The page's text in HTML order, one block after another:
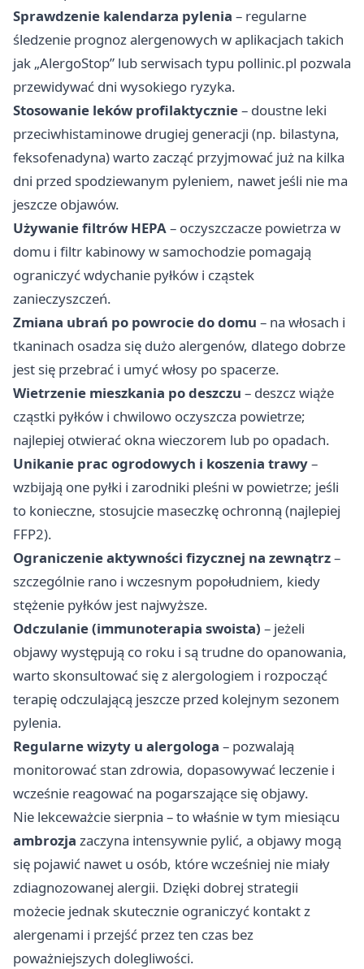
Sprawdzenie kalendarza pylenia – regularne
śledzenie prognoz alergenowych w aplikacjach takich
jak „AlergoStop” lub serwisach typu pollinic.pl pozwala
przewidywać dni wysokiego ryzyka.
Stosowanie leków profilaktycznie– doustne leki
przeciwhistaminowe drugiej generacji (np. bilastyna,
feksofenadyna) warto zacząć przyjmować już na kilka
dni przed spodziewanym pyleniem, nawet jeśli nie ma
jeszcze objawów.
Używanie filtrów HEPA– oczyszczacze powietrza w
domu i filtr kabinowy w samochodzie pomagają
ograniczyć wdychanie pyłków i cząstek
zanieczyszczeń.
Zmiana ubrań po powrocie do domu – na włosach i
tkaninach osadza się dużo alergenów, dlatego dobrze
jest się przebrać i umyć włosy po spacerze.
Wietrzenie mieszkania po deszczu – deszcz wiąże
cząstki pyłków i chwilowo oczyszcza powietrze;
najlepiej otwierać okna wieczorem lub po opadach.
Unikanie prac ogrodowych i koszenia trawy–
wzbijają one pyłki i zarodniki pleśni w powietrze; jeśli
to konieczne, stosujcie maseczkę ochronną (najlepiej
FFP2).
Ograniczenie aktywności fizycznej na zewnątrz–
szczególnie rano i wczesnym popołudniem, kiedy
stężenie pyłków jest najwyższe.
Odczulanie (immunoterapia swoista) – jeżeli
objawy występują co roku i są trudne do opanowania,
warto skonsultować się z alergologiem i rozpocząć
terapię odczulającą jeszcze przed kolejnym sezonem
pylenia.
Regularne wizyty u alergologa – pozwalają
monitorować stan zdrowia, dopasowywać leczenie i
wcześnie reagować na pogarszające się objawy.
Nie lekceważcie sierpnia – to właśnie w tym miesiącu
ambrozja zaczyna intensywnie pylić, a objawy mogą
się pojawić nawet u osób, które wcześniej nie miały
zdiagnozowanej alergii. Dzięki dobrej strategii
możecie jednak skutecznie ograniczyć kontakt z
alergenami i przejść przez ten czas bez
poważniejszych dolegliwości.